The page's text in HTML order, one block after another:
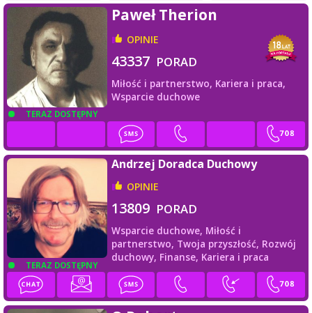
TERAZ DOSTĘPNY
Paweł Therion
OPINIE
43337 PORAD
Miłość i partnerstwo, Kariera i praca,
Wsparcie duchowe
TERAZ DOSTĘPNY
Andrzej Doradca Duchowy
OPINIE
13809 PORAD
Wsparcie duchowe, Miłość i
partnerstwo, Twoja przyszłość, Rozwój
duchowy, Finanse, Kariera i praca